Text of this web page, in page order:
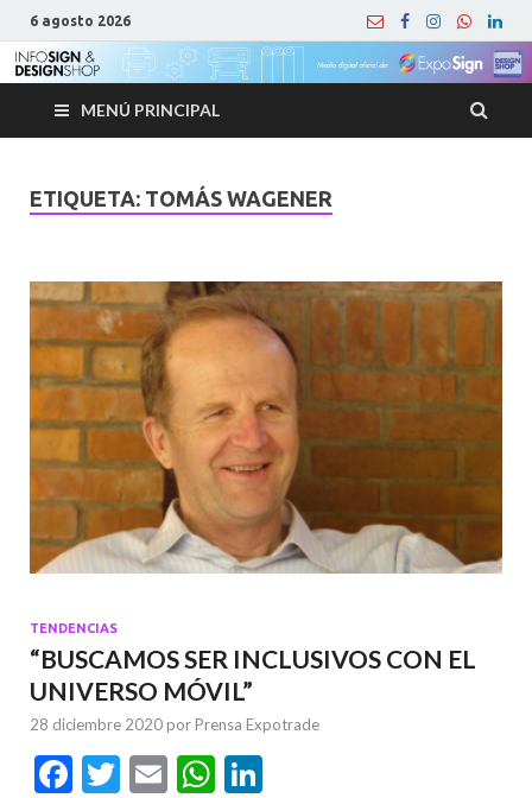
6 agosto 2026
MENÚ PRINCIPAL
ETIQUETA: TOMÁS WAGENER
TENDENCIAS
“BUSCAMOS SER INCLUSIVOS CON EL
UNIVERSO MÓVIL”
28 diciembre 2020 por Prensa Expotrade
F
T
E
W